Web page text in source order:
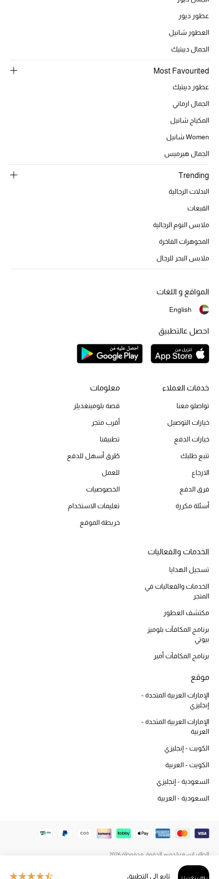
الحقائب النسائية
دليل ملتزمات الحقائب
حقائب رجالية
حقائب الأطفال
أبرز المصممين
تسوقوا الحقائب
الموسم الجديد
الأحذية الرجالية
أحذية للأطفال
أحذية مختارة
تسوقوا الأحذية
جميع مستحضرات الجمال
الجديد في عالم الجمال
الأكثر مبيعاً
مكتشف العطور
العناية بالبشرة
العناية بالشعر
الصحة والعافية
مجموعة الجمال
الجمال في بلوميز
تابع إلى التطبيق
عطور ديور
العطور شانيل
الجمال ديبتيك
Most Favourited
عطور ديبتيك
الجمال ارماني
المكياج شانيل
Women شانيل
الجمال هيرميس
Trending
البدلات الرجالية
القبعات
ملابس النوم الرجالية
المجوهرات الفاخرة
ملابس البحر للرجال
خدمات العملاء
تواصلو معنا
خيارات التوصيل
خيارات الدفع
تتبع طلبك
الارجاع
فرق الدفع
أسئلة مكررة
معلومات
قصة بلومينغديلز
أقرب متجر
تطبيقنا
طُرق أسهل للدفع
للعمل
الخصوصيات
تعليمات الاستخدام
خريطة الموقع
الخدمات والفعاليات
تسجيل الهدايا
الخدمات والفعاليات في
المتجر
مكتشف العطور
برنامج المكافآت بلوميز
بيوتي
برنامج المكافآت أمبر
موقع
الإمارات العربية المتحدة -
إنجليزي
الإمارات العربية المتحدة -
العربية
الكويت - إنجليزي
الكويت - العربية
السعودية - إنجليزي
السعودية - العربية
المواقع و اللغات
English
احصل عالتطبيق
الطاير إنسغنيا جميع الحقوق محفوظة 2026